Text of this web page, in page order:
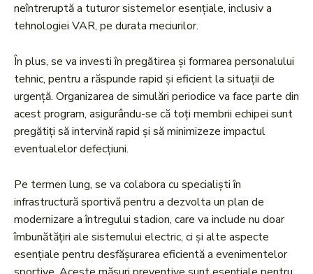
neîntreruptă a tuturor sistemelor esențiale, inclusiv a
tehnologiei VAR, pe durata meciurilor.
În plus, se va investi în pregătirea și formarea personalului
tehnic, pentru a răspunde rapid și eficient la situații de
urgență. Organizarea de simulări periodice va face parte din
acest program, asigurându-se că toți membrii echipei sunt
pregătiți să intervină rapid și să minimizeze impactul
eventualelor defecțiuni.
Pe termen lung, se va colabora cu specialiști în
infrastructură sportivă pentru a dezvolta un plan de
modernizare a întregului stadion, care va include nu doar
îmbunătățiri ale sistemului electric, ci și alte aspecte
esențiale pentru desfășurarea eficientă a evenimentelor